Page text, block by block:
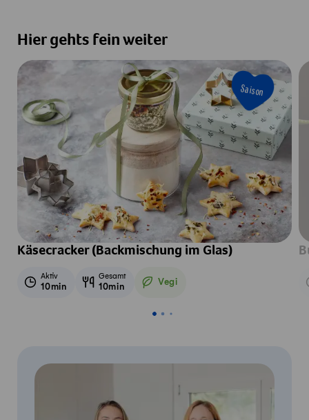
Hier gehts fein weiter
Saison
Käsecracker (Backmischung im Glas)
Aktiv
10min
Gesamt
10min Vegi
Vegetarisch